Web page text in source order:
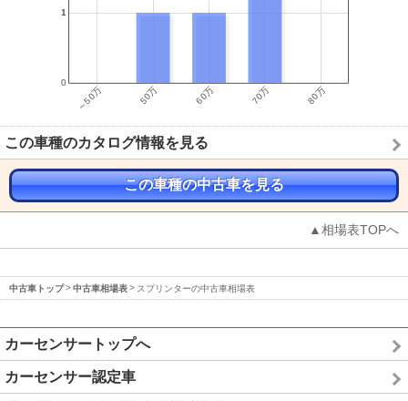
この車種のカタログ情報を見る
この車種の中古車を見る
▲相場表TOPへ
中古車トップ 中古車相場表 スプリンターの中古車相場表
カーセンサートップへ
カーセンサー認定車